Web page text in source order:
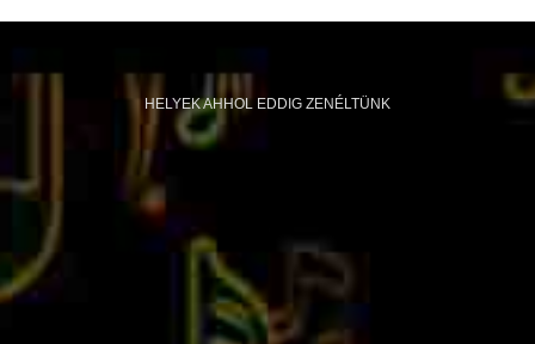
HELYEK AHHOL EDDIG ZENÉLTÜNK